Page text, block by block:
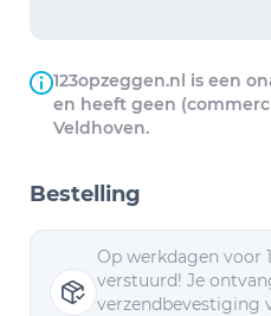
123opzeggen.nl is een
en heeft geen
Veldhoven.
Bestelling
Op werkdagen voor
verstuurd! Je
verzendbevestiging